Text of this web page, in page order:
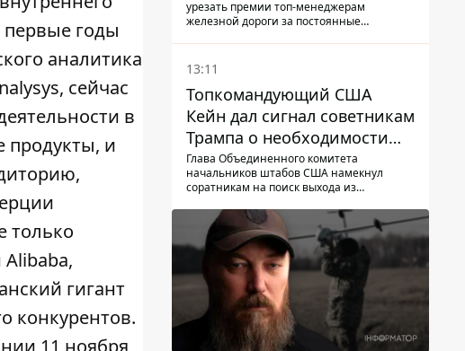
первые годы
аналитика
сейчас
в
продукты, и
только
гигант
конкурентов.
11 ноября
Deutsche Bahn
урезать премии топ-менеджерам
железной дороги за постоянные
13:11
Топкомандующий США
Кейн дал сигнал советникам
Трампа о необходимости
заканчивать войну с
Ираном – СМИ
Глава Объединенного комитета
начальников штабов США намекнул
соратникам на поиск выхода из